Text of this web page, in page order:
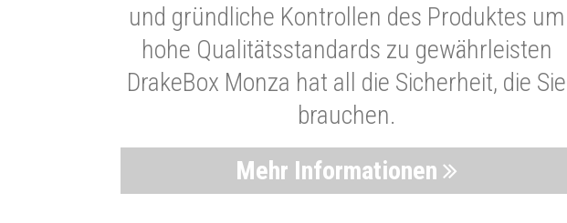
und gründliche Kontrollen des Produktes um
hohe Qualitätsstandards zu gewährleisten
DrakeBox Monza hat all die Sicherheit, die Sie
brauchen.
Mehr Informationen